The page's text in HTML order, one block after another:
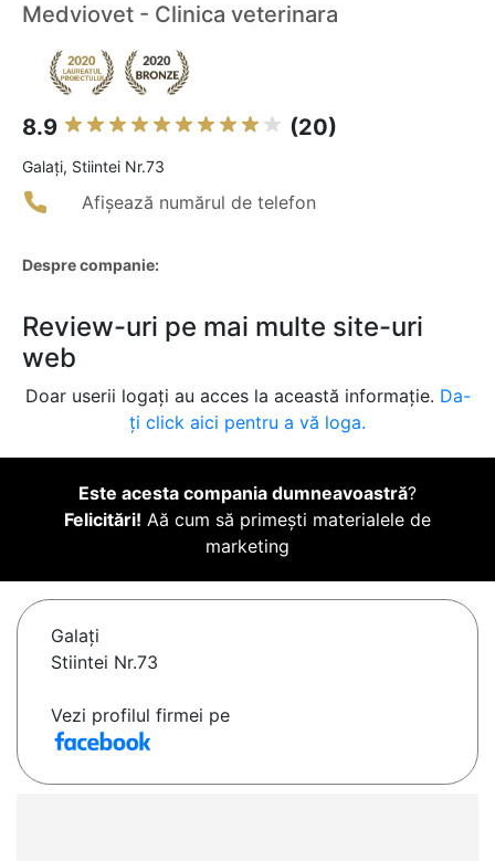
Medviovet - Clinica veterinara
8.9 (20)
Galaţi, Stiintei Nr.73
Afișează numărul de telefon
Despre companie:
Review-uri pe mai multe site-uri
web
Doar userii logați au acces la această informație. Da-
ți click aici pentru a vă loga.
Este acesta compania dumneavoastră?
Felicitări! Aă cum să primești materialele de
marketing
Galaţi
Stiintei Nr.73
Vezi profilul firmei pe